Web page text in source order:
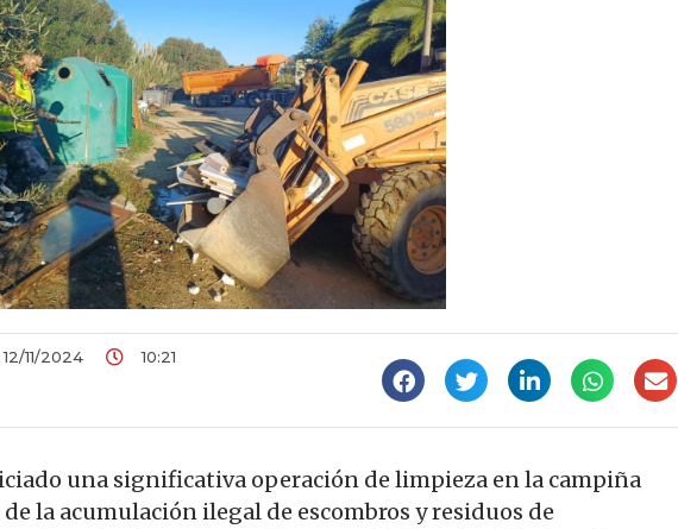
12/11/2024 10:21
una significativa operación de limpieza en la campiña
la acumulación ilegal de escombros y residuos de